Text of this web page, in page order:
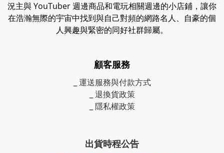
況主與 YouTuber 週邊商品和電玩相關週邊的小店鋪，讓你
在浩瀚無際的宇宙中找到與自己對頻的網路名人、自豪的個
人興趣與緊密的同好社群歸屬。
顧客服務
運送服務與付款方式
退換貨政策
隱私權政策
出貨時程公告